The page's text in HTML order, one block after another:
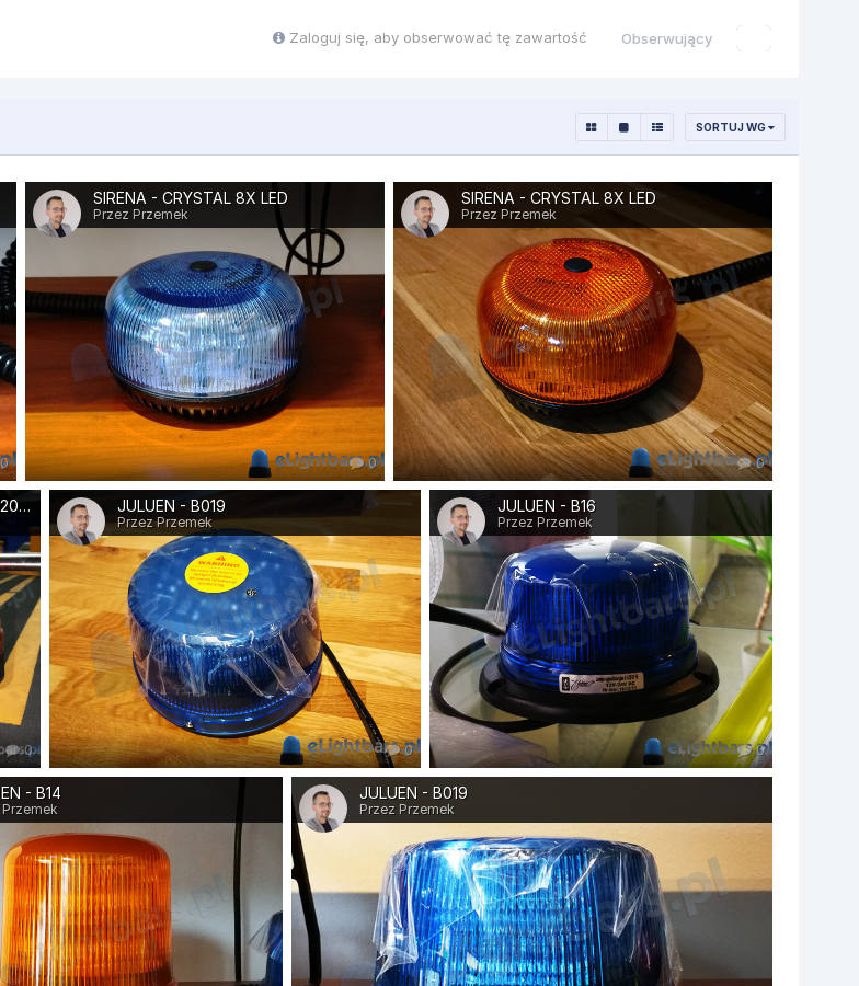
Zaloguj się, aby obserwować tę zawartość Obserwujący
SORTUJ WG
SIRENA - CRYSTAL 8X LED
Przez Przemek
0
SIRENA - CRYSTAL 8X LED
Przez Przemek
0
Elektra - LBL 20K1 DIN
0
JULUEN - B019
Przez Przemek
0
JULUEN - B16
Przez Przemek
0
- B14 JULUEN - B019
Przez Przemek